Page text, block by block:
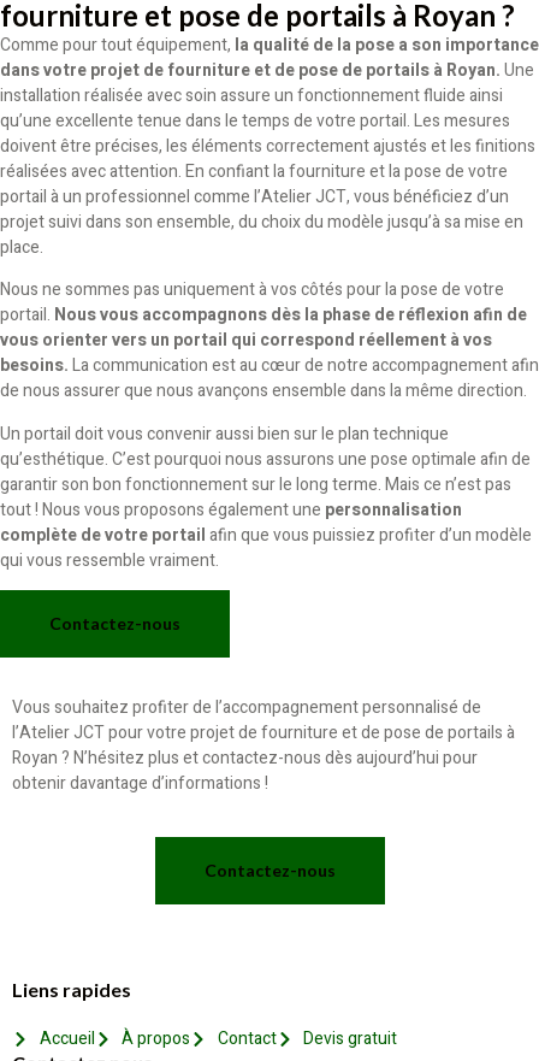
fourniture et pose de portails à Royan ?
Comme pour tout équipement, la qualité de la pose a son importance
dans votre projet de fourniture et de pose de portails à Royan.Une
installation réalisée avec soin assure un fonctionnement fluide ainsi
qu’une excellente tenue dans le temps de votre portail. Les mesures
doivent être précises, les éléments correctement ajustés et les finitions
réalisées avec attention. En confiant la fourniture et la pose de votre
portail à un professionnel comme l’Atelier JCT, vous bénéficiez d’un
projet suivi dans son ensemble, du choix du modèle jusqu’à sa mise en
place.
Nous ne sommes pas uniquement à vos côtés pour la pose de votre
portail. Nous vous accompagnons dès la phase de réflexion afin de
vous orienter vers un portail qui correspond réellement à vos
besoins.La communication est au cœur de notre accompagnement afin
de nous assurer que nous avançons ensemble dans la même direction.
Un portail doit vous convenir aussi bien sur le plan technique
qu’esthétique. C’est pourquoi nous assurons une pose optimale afin de
garantir son bon fonctionnement sur le long terme. Mais ce n’est pas
tout ! Nous vous proposons également une personnalisation
complète de votre portailafin que vous puissiez profiter d’un modèle
qui vous ressemble vraiment.
Contactez-nous
Vous souhaitez profiter de l’accompagnement personnalisé de
l’Atelier JCT pour votre projet de fourniture et de pose de portails à
Royan ? N’hésitez plus et contactez-nous dès aujourd’hui pour
obtenir davantage d’informations !
Contactez-nous
Liens rapides
Accueil À propos Contact Devis gratuit